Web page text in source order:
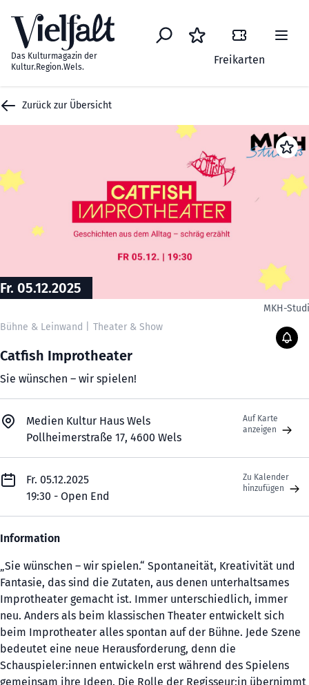
Das Kulturmagazin der
Kultur.Region.Wels.
Freikarten
Zurück zur Übersicht
Fr. 05.12.2025
MKH-
Bühne & Leinwand
Theater & Show
Catfish Improtheater
Sie wünschen – wir spielen!
Medien Kultur Haus Wels
Pollheimerstraße 17, 4600 Wels
Auf Karte
anzeigen
Fr. 05.12.2025
19:30 - Open End
Zu Kalender
hinzufügen
Information
„Sie wünschen – wir spielen.“ Spontaneität, Kreativität und
Fantasie, das sind die Zutaten, aus denen unterhaltsames
Improtheater gemacht ist. Immer unterschiedlich, immer
neu. Anders als beim klassischen Theater entwickelt sich
beim Improtheater alles spontan auf der Bühne. Jede Szene
bedeutet eine neue Herausforderung, denn die
Schauspieler:innen entwickeln erst während des Spielens
gemeinsam ihre Ideen. Die Rolle der Regisseur:in übernimmt